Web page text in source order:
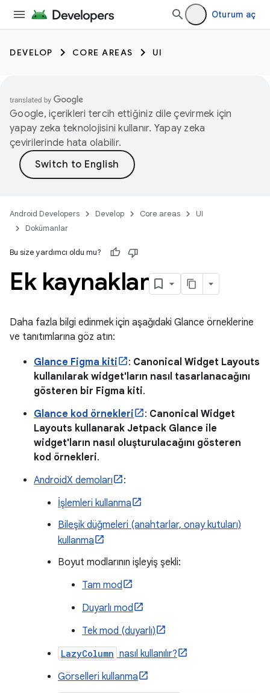
Oturum aç
DEVELOP CORE AREAS UI
Google, içerikleri tercih ettiğiniz dile çevirmek için
yapay zeka teknolojisini kullanır. Yapay zeka
çevirilerinde hata olabilir.
Android Developers Develop Core areas
UI
Dokümanlar
Bu size yardımcı oldu mu?
Ek kaynaklar
Daha fazla bilgi edinmek için aşağıdaki Glance örneklerine
ve tanıtımlarına göz atın:
Glance Figma kiti : Canonical Widget Layouts
kullanılarak widget'ların nasıl tasarlanacağını
gösteren bir Figma kiti.
Glance kod örnekleri
: Canonical Widget
Layouts kullanarak Jetpack Glance ile
widget'ların nasıl oluşturulacağını gösteren
kod örnekleri.
AndroidX demoları
:
İşlemleri kullanma
Bileşik düğmeleri (anahtarlar, onay kutuları)
kullanma
Boyut modlarının işleyiş şekli:
Tam mod
Duyarlı mod
Tek mod (duyarlı)
LazyColumn nasıl kullanılır?
Görselleri kullanma